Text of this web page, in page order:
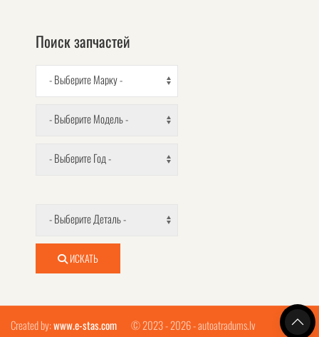
Поиск запчастей
- Выберите Марку -
- Выберите Модель -
- Выберите Год -
- Выберите Деталь -
ИСКАТЬ
Created by:www.e-stas.com © 2023 - 2026 - autoatradums.lv